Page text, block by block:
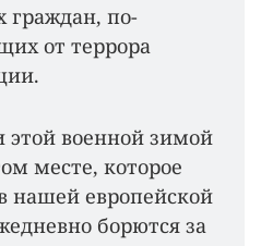
граждан, по-
от террора
военной зимой
месте, которое
нашей европейской
борются за